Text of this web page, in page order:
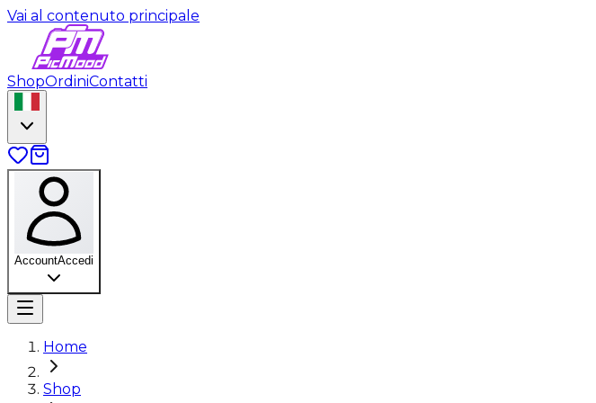
Vai al contenuto principale
ShopOrdiniContatti
AccountAccedi
Home
Shop